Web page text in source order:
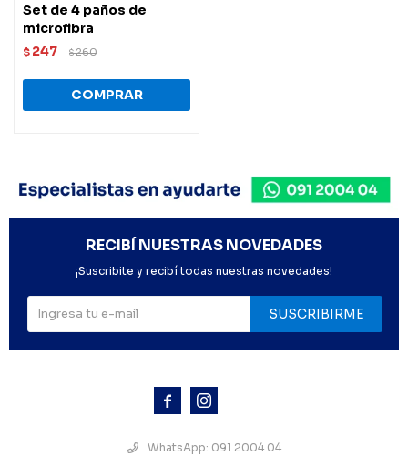
Set de 4 paños de
microfibra
$ 247 $260
 
WhatsApp: 091 2004 04
RECIBÍ NUESTRAS NOVEDADES
¡Suscribite y recibí todas nuestras novedades!
SUSCRIBIRME